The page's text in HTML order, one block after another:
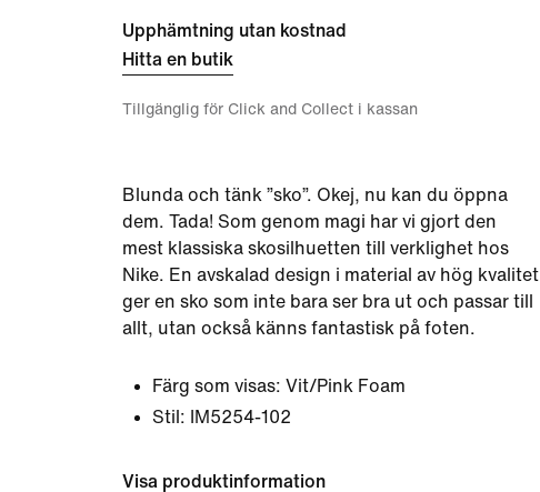
Upphämtning utan kostnad
Hitta en butik
Tillgänglig för Click and Collect i kassan
Blunda och tänk ”sko”. Okej, nu kan du öppna
dem. Tada! Som genom magi har vi gjort den
mest klassiska skosilhuetten till verklighet hos
Nike. En avskalad design i material av hög kvalitet
ger en sko som inte bara ser bra ut och passar till
allt, utan också känns fantastisk på foten.
Färg som visas: Vit/Pink Foam
Stil:
IM5254-102
Visa produktinformation